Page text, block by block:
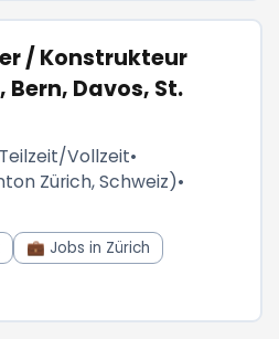
/ Konstrukteur
Davos, St.
Vollzeit•
Zürich, Schweiz)•
💼 Jobs in Zürich